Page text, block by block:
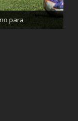
parade mañana